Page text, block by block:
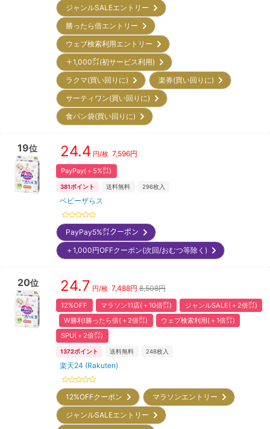
ジャンルSALEエントリー
勝ったら倍エントリー
ウェブ検索利用エントリー
＋1,000㌽(初サービス利用)
ラクマ(買い回りに)
楽券(買い回りに)
サーティワン(買い回りに)
食パン袋(買い回りに)
19位 24.4 円/枚 7,596円
PayPay(＋5%㌽)
381ポイント 送料無料 296枚入
ベビーザらス
PayPay5%㌽クーポン
＋1,000円OFFクーポン(次回/おむつ等除く)
20位 24.7 円/枚 7,488円 8,508円
12%OFF マラソン11店(＋10倍㌽)
ジャンルSALE(＋2倍㌽)
W勝利!勝ったら倍(＋2倍㌽)
ウェブ検索利用(＋1倍㌽)
SPU(＋2倍㌽)
1372ポイント 送料無料 248枚入
楽天24 (Rakuten)
12%OFFクーポン
マラソンエントリー
ジャンルSALEエントリー